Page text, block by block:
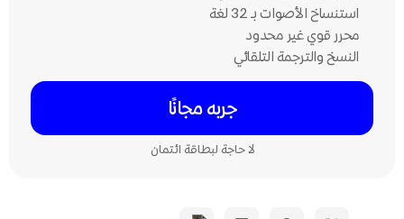
استنساخ الأصوات بـ 32 لغة
محرر قوي غير محدود
النسخ والترجمة التلقائي
جربه مجانًا
لا حاجة لبطاقة ائتمان